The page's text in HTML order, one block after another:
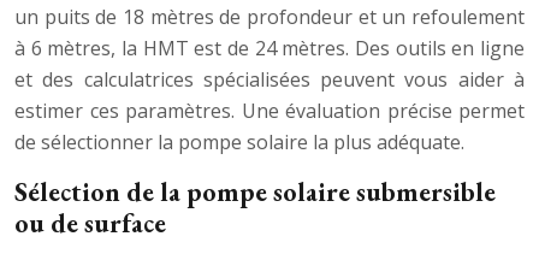
un puits de 18 mètres de profondeur et un refoulement
à 6 mètres, la HMT est de 24 mètres. Des outils en ligne
et des calculatrices spécialisées peuvent vous aider à
estimer ces paramètres. Une évaluation précise permet
de sélectionner la pompe solaire la plus adéquate.
Sélection de la pompe solaire submersible
ou de surface